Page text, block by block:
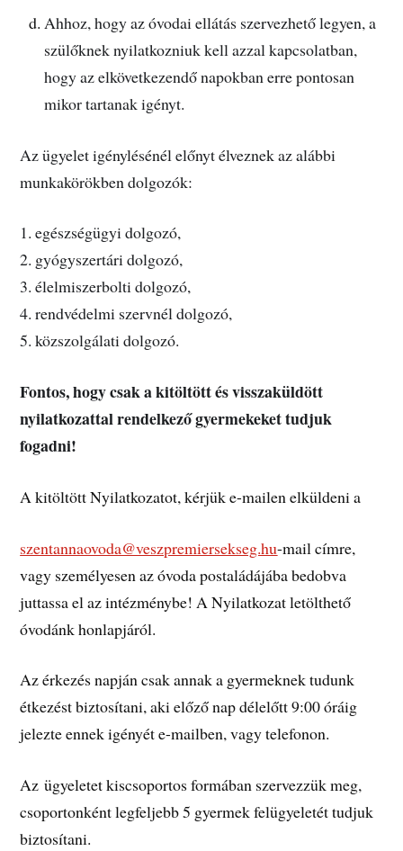
Ahhoz, hogy az óvodai ellátás szervezhető legyen, a
szülőknek nyilatkozniuk kell azzal kapcsolatban,
hogy az elkövetkezendő napokban erre pontosan
mikor tartanak igényt.
Az ügyelet igénylésénél előnyt élveznek az alábbi
munkakörökben dolgozók:
1. egészségügyi dolgozó,
2. gyógyszertári dolgozó,
3. élelmiszerbolti dolgozó,
4. rendvédelmi szervnél dolgozó,
5. közszolgálati dolgozó.
Fontos, hogy csak a kitöltött és visszaküldött
nyilatkozattal rendelkező gyermekeket tudjuk
fogadni!
A kitöltött Nyilatkozatot, kérjük e-mailen elküldeni a
szentannaovoda@veszpremiersekseg.hu-mail címre,
vagy személyesen az óvoda postaládájába bedobva
juttassa el az intézménybe! A Nyilatkozat letölthető
óvodánk honlapjáról.
Az érkezés napján csak annak a gyermeknek tudunk
étkezést biztosítani, aki előző nap délelőtt 9:00 óráig
jelezte ennek igényét e-mailben, vagy telefonon.
Az ügyeletet kiscsoportos formában szervezzük meg,
csoportonként legfeljebb 5 gyermek felügyeletét tudjuk
biztosítani.